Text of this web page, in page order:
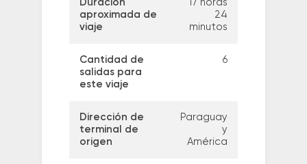
Duración
aproximada de
viaje
17 horas
24
minutos
Cantidad de
salidas para
este viaje
6
Dirección de
terminal de
origen
Paraguay
y
América